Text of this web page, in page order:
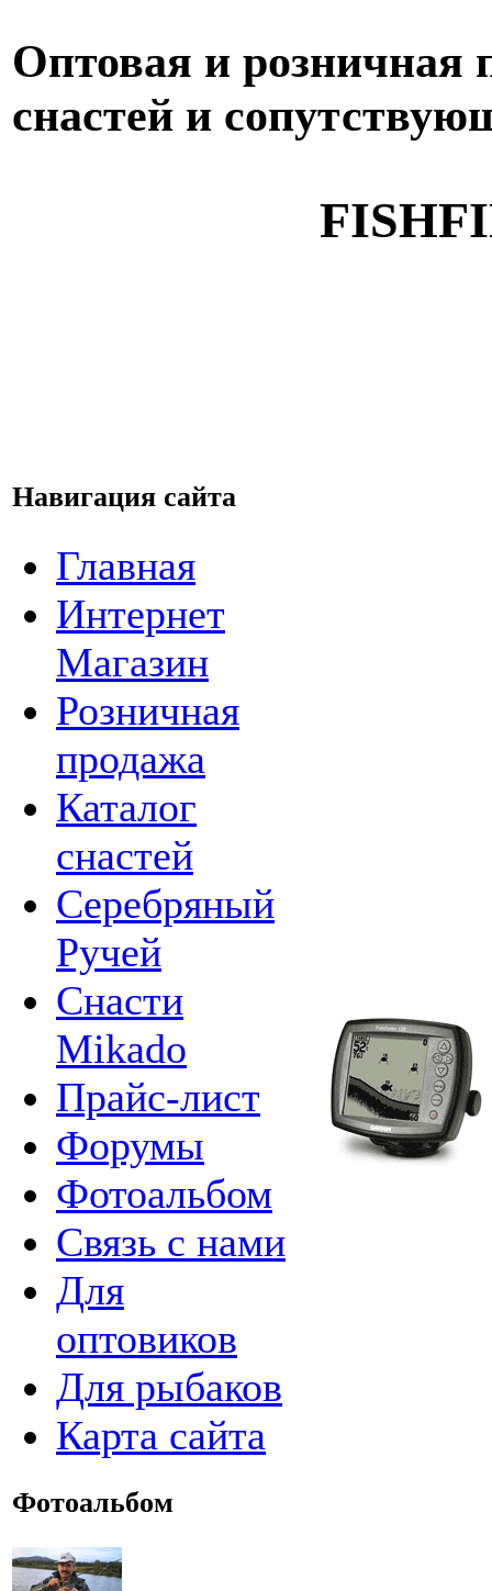
Оптовая и розничная
снастей и
Навигация сайта
Главная
Интернет
Магазин
Розничная
продажа
Каталог
снастей
Серебряный
Ручей
Снасти
Mikado
Прайс-лист
Форумы
Фотоальбом
Связь с нами
Для
оптовиков
Для рыбаков
Карта сайта
Фотоальбом